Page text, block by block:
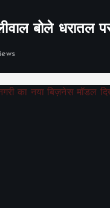
बोले धरातल